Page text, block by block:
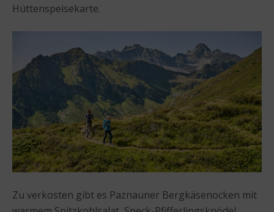
Hüttenspeisekarte.
Zu verkosten gibt es Paznauner Bergkäsenocken mit